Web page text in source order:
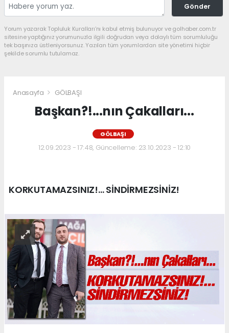
Gönder
Yorum yazarak Topluluk Kuralları’nı kabul etmiş bulunuyor ve golhaber.com.tr
sitesine yaptığınız yorumunuzla ilgili doğrudan veya dolaylı tüm sorumluluğu
tek başınıza üstleniyorsunuz. Yazılan tüm yorumlardan site yönetimi hiçbir
şekilde sorumlu tutulamaz.
Anasayfa GÖLBAŞI
Başkan?!...nın Çakalları...
GÖLBAŞI
12.09.2023 - 17:48, Güncelleme: 23.10.2023 - 12:10
KORKUTAMAZSINIZ!... SİNDİRMEZSİNİZ!